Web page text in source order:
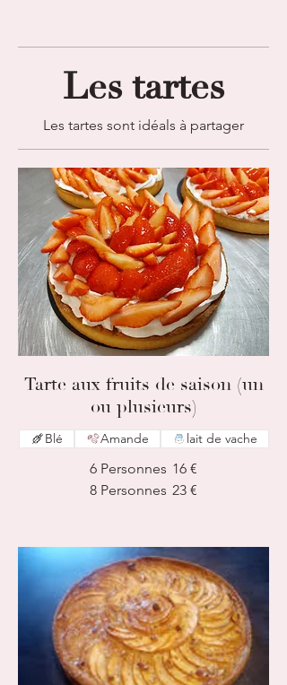
Les tartes
Les tartes sont idéals à partager
Tarte aux fruits de saison (un
ou plusieurs)
6 Personnes 16 €
8 Personnes 23 €
Blé Amande lait de vache